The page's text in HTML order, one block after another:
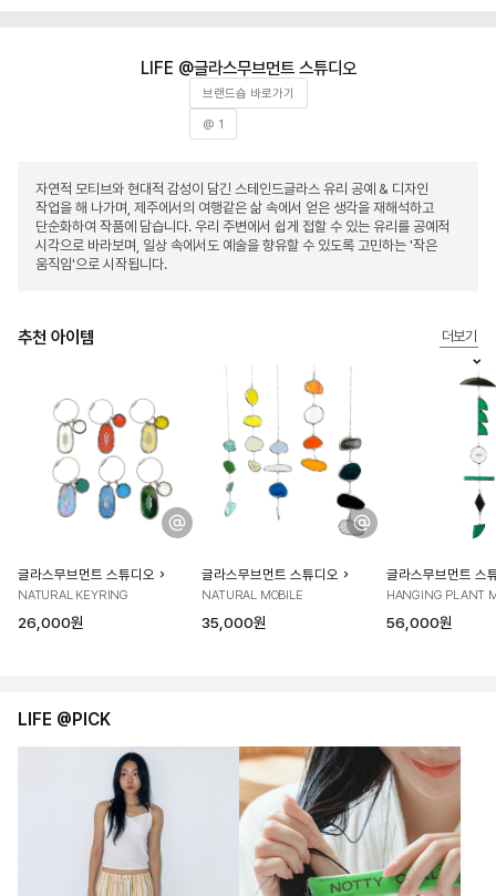
글라스무브먼트 스튜디오
브랜드숍 바로가기
@ 1
자연적 모티브와 현대적 감성이 담긴 스테인드글라스 유리 공예 & 디자인
작업을 해 나가며, 제주에서의 여행같은 삶 속에서 얻은 생각을 재해석하고
단순화하여 작품에 담습니다. 우리 주변에서 쉽게 접할 수 있는 유리를 공예적
시각으로 바라보며, 일상 속에서도 예술을 향유할 수 있도록 고민하는 '작은
움직임'으로 시작됩니다.
추천 아이템 더보기
글라스무브먼트 스튜디오
NATURAL KEYRING
26,000원
글라스무브먼트 스튜디오
NATURAL MOBILE
35,000원
글라스무브먼트 스
HANGING PLANT
56,000원
LIFE @PICK